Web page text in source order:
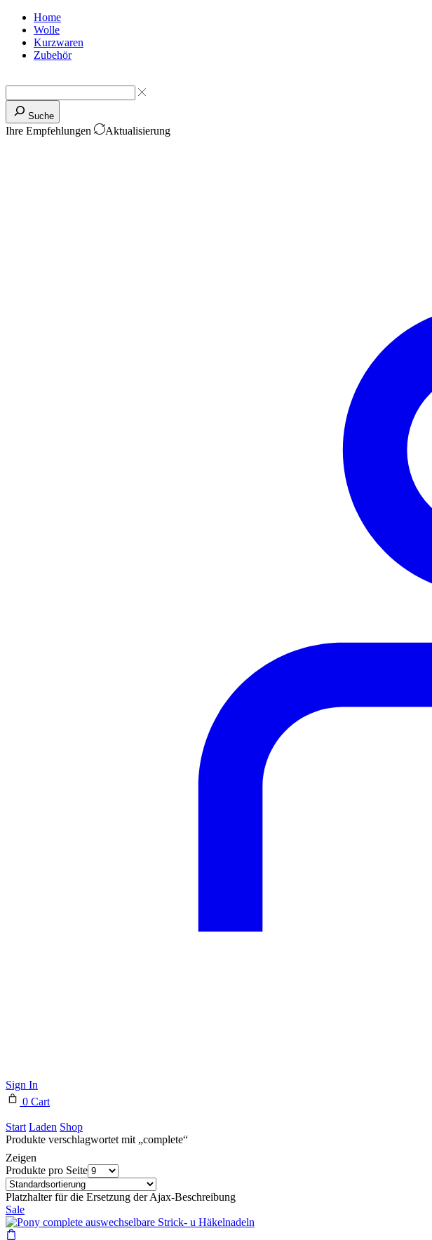
Home
Wolle
Kurzwaren
Zubehör
Suche
Ihre Empfehlungen Aktualisierung
Sign In
0 Cart
Start Laden Shop
Produkte verschlagwortet mit „complete“
Zeigen
Produkte pro Seite
Platzhalter für die Ersetzung der Ajax-Beschreibung
Sale